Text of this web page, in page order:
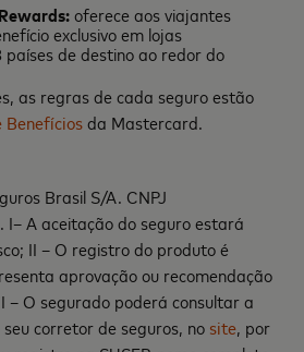
oferece aos viajantes
exclusivo em lojas
países de destino ao redor do
as regras de cada seguro estão
Benefíciosda Mastercard.
Brasil S/A. CNPJ
A aceitação do seguro estará
II – O registro do produto é
aprovação ou recomendação
– O segurado poderá consultar a
corretor de seguros, no site, por